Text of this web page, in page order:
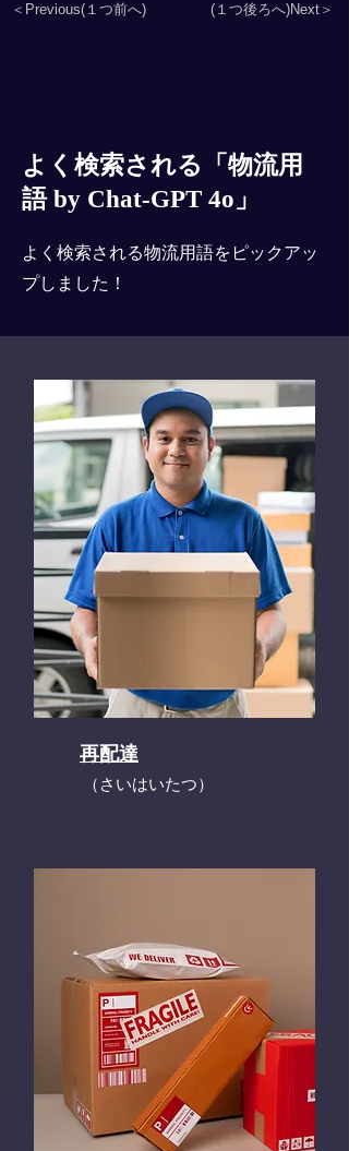
＜Previous(１つ前へ) (１つ後ろへ)Next＞
よく検索される「物流用
語 by Chat-GPT 4o」
よく検索される物流用語をピックアッ
プしました！
再配達
​（さいはいたつ）